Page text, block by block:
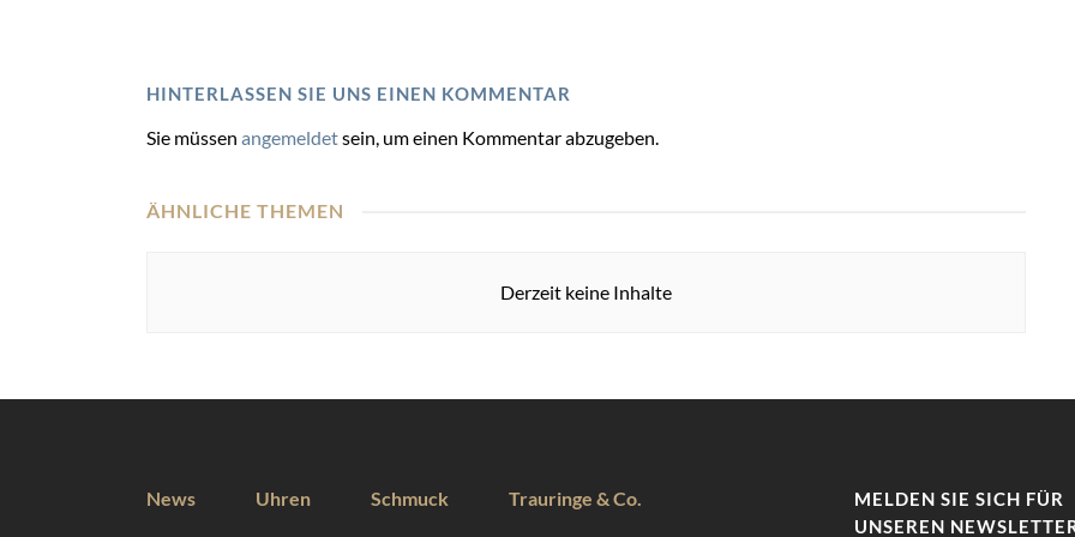
HINTERLASSEN SIE UNS EINEN KOMMENTAR
Sie müssen angemeldetsein, um einen Kommentar abzugeben.
ÄHNLICHE THEMEN
Derzeit keine Inhalte
News Uhren Schmuck Trauringe & Co.
MELDEN SIE SICH FÜR
UNSEREN